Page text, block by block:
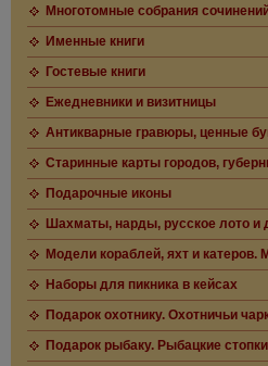
Многотомные собрания
Именные книги
Гостевые книги
Ежедневники и визитницы
Антикварные гравюры, ценные
Старинные карты городов,
Подарочные иконы
Шахматы, нарды, русское лото и
Модели кораблей, яхт и катеров.
Наборы для пикника в кейсах
Подарок охотнику. Охотничьи
Подарок рыбаку. Рыбацкие